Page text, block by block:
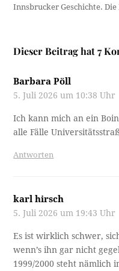
Innsbrucker Geschichte.
Dieser Beitrag hat 7
Barbara Pöll
5. Juli 2026 um 10:38 Uhr
Ich kann mich an ein
alle Fälle
Antworten
karl hirsch
5. Juli 2026 um 19:43 Uhr
Es ist wirklich schwer,
wenn’s ihn gar nicht
1999/2000 steht nämlich